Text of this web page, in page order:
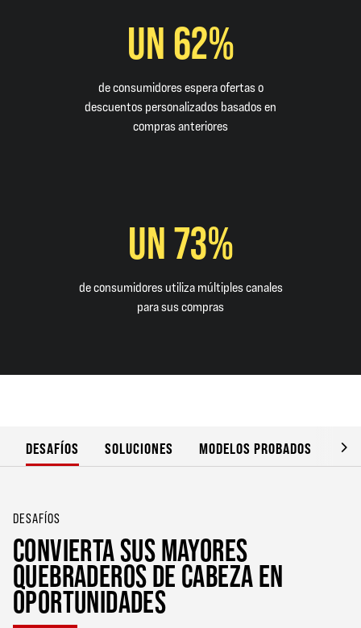
UN 62%
de consumidores espera ofertas o
descuentos personalizados basados en
compras anteriores
UN 73%
de consumidores utiliza múltiples canales
para sus compras
DESAFÍOS SOLUCIONES MODELOS PROBADOS
DESAFÍOS
CONVIERTA SUS MAYORES
QUEBRADEROS DE CABEZA EN
OPORTUNIDADES